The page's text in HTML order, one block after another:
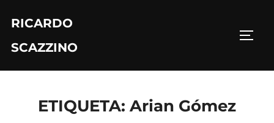
contenido
RICARDO
SCAZZINO
ETIQUETA: Arian Gómez